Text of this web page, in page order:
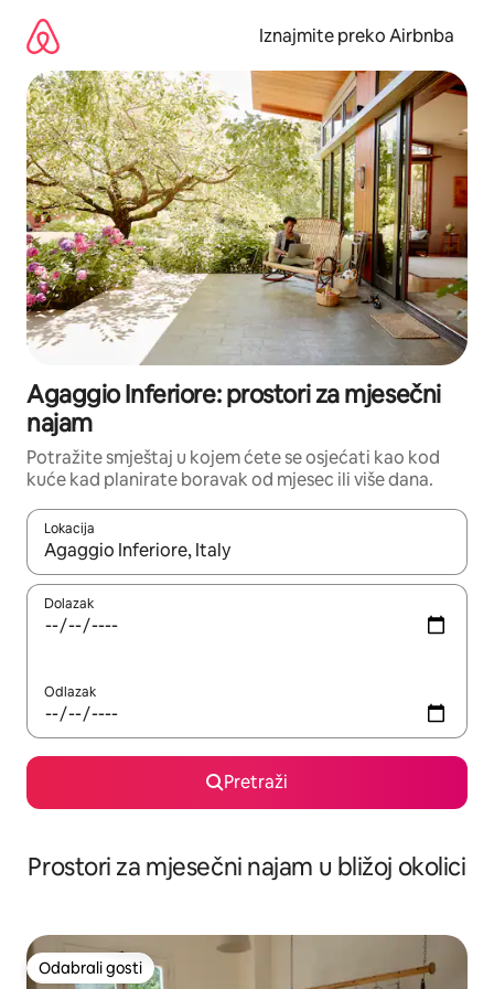
sadržaj
Iznajmite preko Airbnba
Agaggio Inferiore: prostori za mjesečni
najam
Potražite smještaj u kojem ćete se osjećati kao kod
kuće kad planirate boravak od mjesec ili više dana.
Lokacija
Kada budu dostupni rezultati, moći ćete ih pregledati
Dolazak
Odlazak
Pretraži
Prostori za mjesečni najam u bližoj okolici
Odabrali gosti
Odabrali gosti